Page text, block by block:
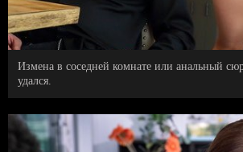
Измена в соседней комнате или анальный
удался.